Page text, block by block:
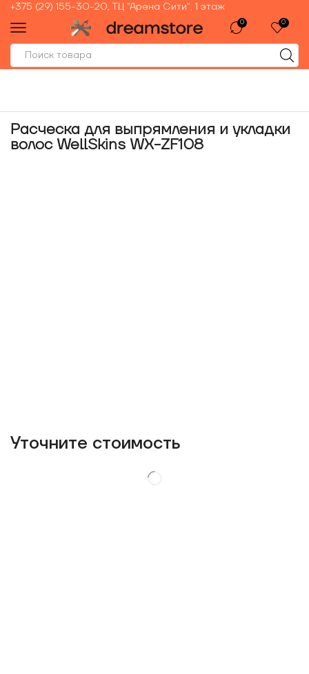
+375 (29) 155-30-20, ТЦ "Арена Сити", 1 этаж
0 0
Расческа для выпрямления и укладки
волос WellSkins WX-ZF108
Уточнитe стоимость